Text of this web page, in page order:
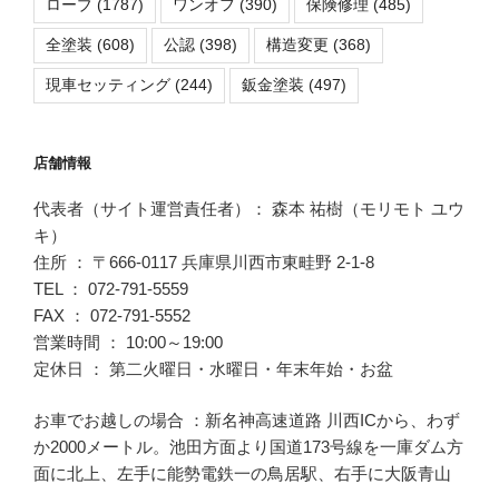
ローブ (1787) ワンオフ (390) 保険修理 (485)
全塗装 (608) 公認 (398) 構造変更 (368)
現車セッティング (244) 鈑金塗装 (497)
店舗情報
代表者（サイト運営責任者）： 森本 祐樹（モリモト ユウ
キ）
住所 ： 〒666-0117 兵庫県川西市東畦野 2-1-8
TEL ： 072-791-5559
FAX ： 072-791-5552
営業時間 ： 10:00～19:00
定休日 ： 第二火曜日・水曜日・年末年始・お盆
お車でお越しの場合 ：新名神高速道路 川西ICから、わず
か2000メートル。池田方面より国道173号線を一庫ダム方
面に北上、左手に能勢電鉄一の鳥居駅、右手に大阪青山